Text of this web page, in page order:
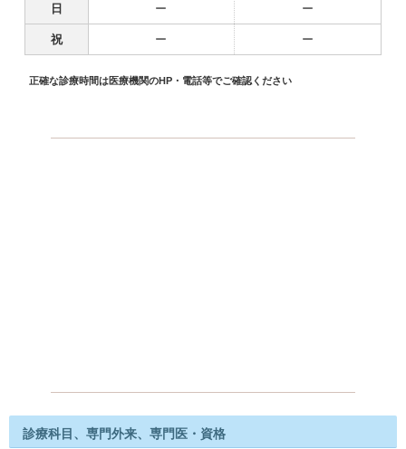
日 ー ー
祝 ー ー
正確な診療時間は医療機関のHP・電話等でご確認ください
診療科目、専門外来、専門医・資格